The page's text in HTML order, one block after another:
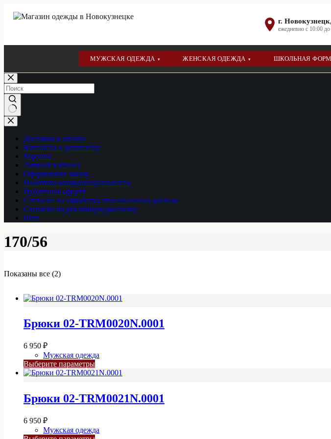
г.
ежедневно с 10:00
МУЖСКАЯ ОДЕЖДА ▾ ЖЕНСКАЯ ОДЕЖДА ▾ ШКОЛЬНАЯ
Перейти
к
сути
Ничего
не
найденоДоставка и оплата
Контакты и реквизиты
Корзина
Личный кабинет
Оформление заказа
Политика конфиденциальности
Публичная оферта
Согласие на обработку персональных данных
Согласие на рекламную рассылку
Шоп
170/56
Показаны все (2)
Брюки 02-TRM0020N.0001
6 950 ₽
Мужская одежда
Выберите параметрыЭтот
товар
вариаций.
на
Брюки 02-TRM0021N.0001
6 950 ₽
Мужская одежда